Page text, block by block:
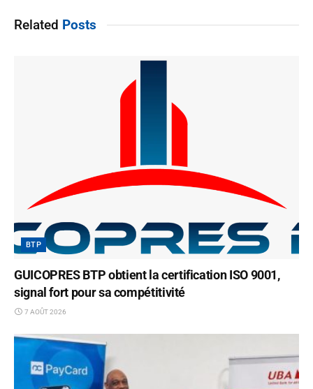
Related Posts
BTP
GUICOPRES BTP obtient la certification ISO 9001,
signal fort pour sa compétitivité
7 AOÛT 2026